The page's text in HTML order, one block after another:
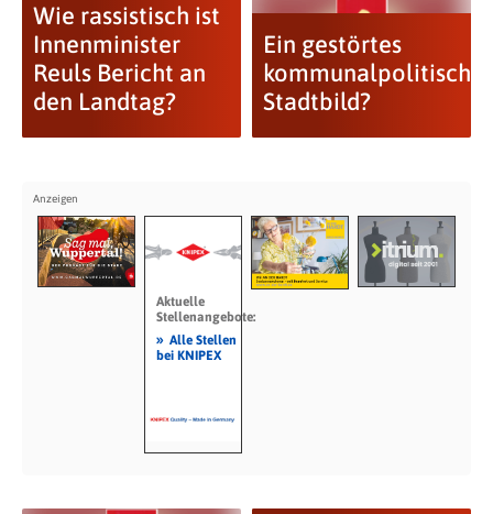
Wie rassistisch ist
Innenminister
Reuls Bericht an
den Landtag?
Ein gestörtes
kommunalpolitisches
Stadtbild?
Aktuelle
Stellenangebote:
» Alle Stellen
bei KNIPEX